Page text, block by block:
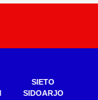
SIETO
SIDOARJO